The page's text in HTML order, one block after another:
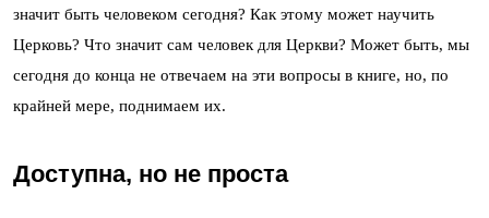
значит быть человеком сегодня? Как этому может научить
Церковь? Что значит сам человек для Церкви? Может быть, мы
сегодня до конца не отвечаем на эти вопросы в книге, но, по
крайней мере, поднимаем их.
Доступна, но не проста